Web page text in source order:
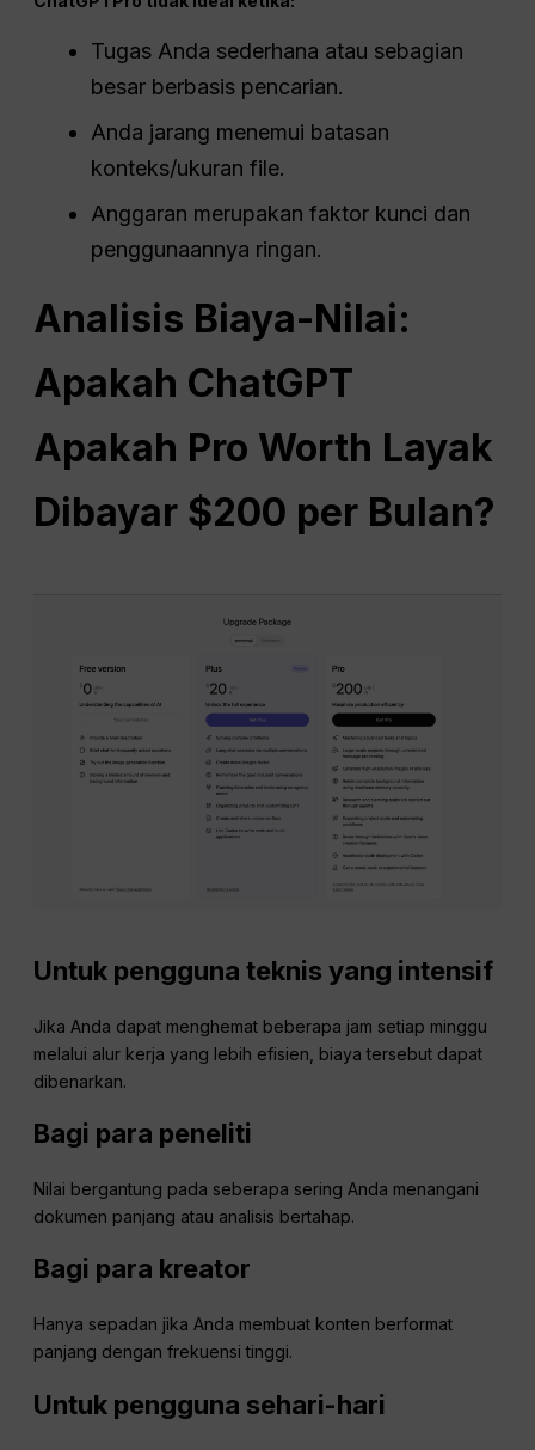
Tugas Anda sederhana atau sebagian
besar berbasis pencarian.
Anda jarang menemui batasan
konteks/ukuran file.
Anggaran merupakan faktor kunci dan
penggunaannya ringan.
Analisis Biaya-Nilai:
Apakah ChatGPT
Apakah Pro Worth Layak
Dibayar $200 per Bulan?
Untuk pengguna teknis yang intensif
Jika Anda dapat menghemat beberapa jam setiap minggu
melalui alur kerja yang lebih efisien, biaya tersebut dapat
dibenarkan.
Bagi para peneliti
Nilai bergantung pada seberapa sering Anda menangani
dokumen panjang atau analisis bertahap.
Bagi para kreator
Hanya sepadan jika Anda membuat konten berformat
panjang dengan frekuensi tinggi.
Untuk pengguna sehari-hari